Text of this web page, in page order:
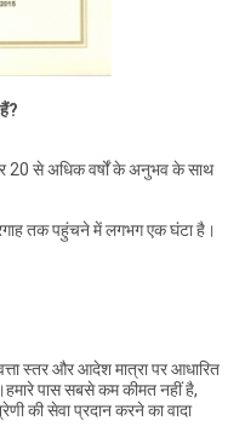
20 से अधिक वर्षों के अनुभव के साथ
तक पहुंचने में लगभग एक घंटा है।
स्तर और आदेश मात्रा पर आधारित
पास सबसे कम कीमत नहीं है,
की सेवा प्रदान करने का वादा